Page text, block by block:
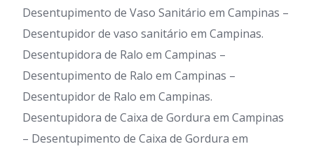
Desentupimento de Vaso Sanitário em Campinas –
Desentupidor de vaso sanitário em Campinas.
Desentupidora de Ralo em Campinas –
Desentupimento de Ralo em Campinas –
Desentupidor de Ralo em Campinas.
Desentupidora de Caixa de Gordura em Campinas
– Desentupimento de Caixa de Gordura em